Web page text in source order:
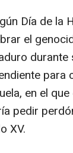
Día de la
el
para
en el
pedir
XV.